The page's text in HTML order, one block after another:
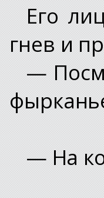
Его
гнев и
—
— На